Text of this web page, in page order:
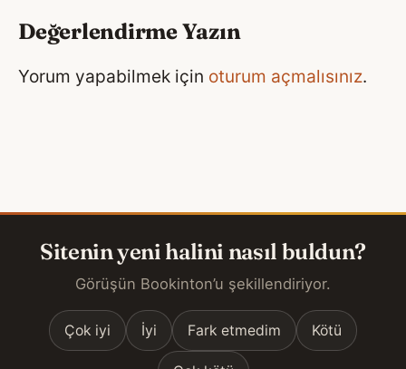
Değerlendirme Yazın
Yorum yapabilmek için oturum açmalısınız.
Sitenin yeni halini nasıl buldun?
Görüşün Bookinton’u şekillendiriyor.
Çok iyi İyi Fark etmedim Kötü